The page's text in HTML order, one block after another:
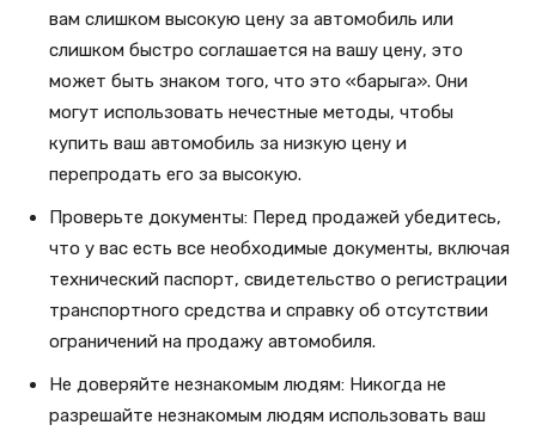
вам слишком высокую цену за автомобиль или
слишком быстро соглашается на вашу цену, это
может быть знаком того, что это «барыга». Они
могут использовать нечестные методы, чтобы
купить ваш автомобиль за низкую цену и
перепродать его за высокую.
Проверьте документы: Перед продажей убедитесь,
что у вас есть все необходимые документы, включая
технический паспорт, свидетельство о регистрации
транспортного средства и справку об отсутствии
ограничений на продажу автомобиля.
Не доверяйте незнакомым людям: Никогда не
разрешайте незнакомым людям использовать ваш